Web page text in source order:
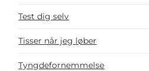
Test dig selv
Tisser når jeg løber
Tyngdefornemmelse